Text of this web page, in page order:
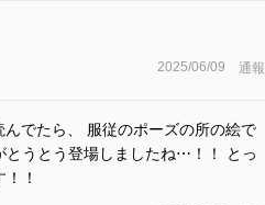
2025/06/09 通報
でたら、 服従のポーズの所の絵で
うとう登場しましたね⋯！！ とっ
！